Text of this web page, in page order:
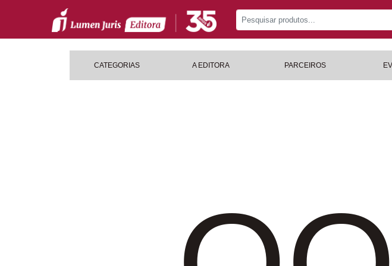
CATEGORIAS A EDITORA PARCEIROS